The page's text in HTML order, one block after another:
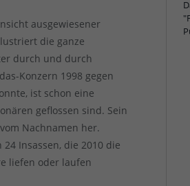
ausgewiesener
die ganze
durch und durch
Konzern 1998 gegen
ist schon eine
geflossen sind. Sein
Nachnamen her.
Insassen, die 2010 die
liefen oder laufen